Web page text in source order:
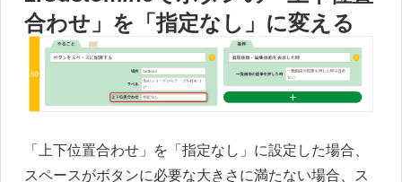
合わせ」を「指定なし」に変える
「上下位置合わせ」を「指定なし」に設定した場合、
スペースがボタンに必要な大きさに満たない場合、ス